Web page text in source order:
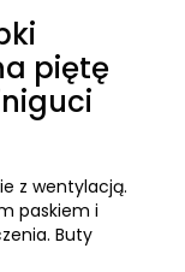
piętę
z wentylacją.
paskiem i
Buty